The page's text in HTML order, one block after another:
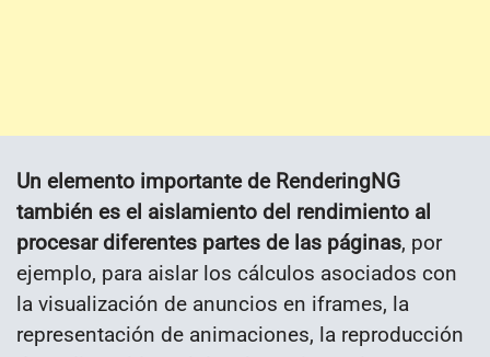
Un elemento importante de RenderingNG
también es el aislamiento del rendimiento al
procesar diferentes partes de las páginas, por
ejemplo, para aislar los cálculos asociados con
la visualización de anuncios en iframes, la
representación de animaciones, la reproducción